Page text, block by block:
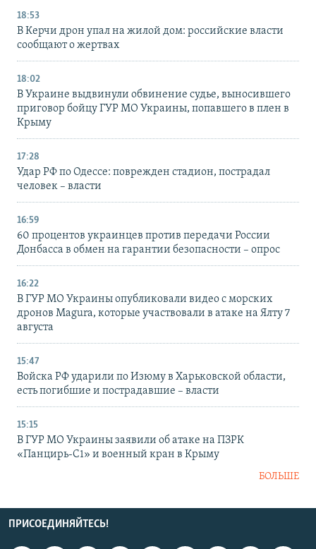
18:53
В Керчи дрон упал на жилой дом: российские власти
сообщают о жертвах
18:02
В Украине выдвинули обвинение судье, выносившего
приговор бойцу ГУР МО Украины, попавшего в плен в
Крыму
17:28
Удар РФ по Одессе: поврежден стадион, пострадал
человек – власти
16:59
60 процентов украинцев против передачи России
Донбасса в обмен на гарантии безопасности – опрос
16:22
В ГУР МО Украины опубликовали видео с морских
дронов Magura, которые участвовали в атаке на Ялту 7
августа
15:47
Войска РФ ударили по Изюму в Харьковской области,
есть погибшие и пострадавшие – власти
15:15
В ГУР МО Украины заявили об атаке на ПЗРК
«Панцирь-С1» и военный кран в Крыму
БОЛЬШЕ
ПРИСОЕДИНЯЙТЕСЬ!